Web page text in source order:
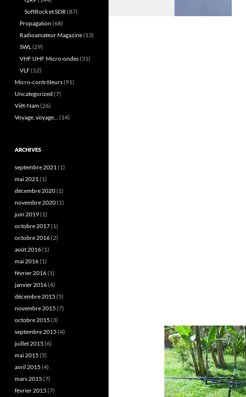
SoftRock et SDR(87)
Propagation (68)
Radioamateur Magazine(13)
SWL(29)
VHF UHF Micro-ondes(31)
VLF(12)
Micro-contrôleurs(91)
Uncategorized (7)
Viêt-Nam(26)
Voyage, voyage…(14)
ARCHIVES
septembre 2021(1)
mai 2021(1)
décembre 2020(1)
novembre 2020(1)
juin 2019(1)
octobre 2017(1)
octobre 2016(2)
août 2016(1)
mai 2016(1)
février 2016(1)
janvier 2016(4)
décembre 2015 (5)
novembre 2015 (7)
octobre 2015 (3)
septembre 2015 (4)
juillet 2015 (6)
mai 2015 (5)
avril 2015 (4)
mars 2015 (7)
février 2015 (7)